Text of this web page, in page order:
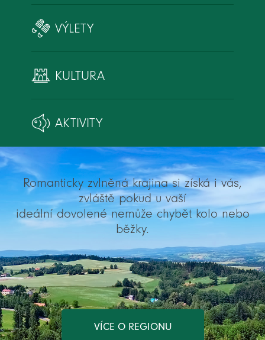
VÝLETY
KULTURA
AKTIVITY
Romanticky zvlněná krajina si získá i vás,
zvláště pokud u vaší
ideální dovolené nemůže chybět kolo nebo
běžky.
VÍCE O REGIONU